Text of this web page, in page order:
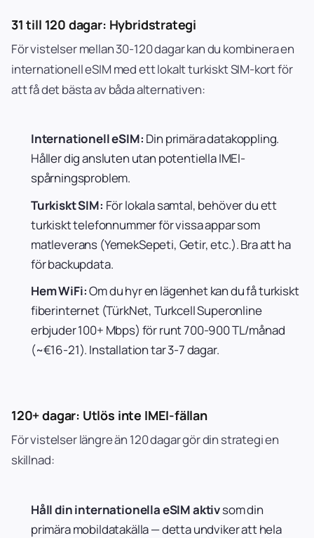
31 till 120 dagar: Hybridstrategi
För vistelser mellan 30-120 dagar kan du kombinera en
internationell eSIM med ett lokalt turkiskt SIM-kort för
att få det bästa av båda alternativen:
Internationell eSIM: Din primära datakoppling.
Håller dig ansluten utan potentiella IMEI-
spårningsproblem.
Turkiskt SIM: För lokala samtal, behöver du ett
turkiskt telefonnummer för vissa appar som
matleverans (YemekSepeti, Getir, etc.). Bra att ha
för backupdata.
Hem WiFi:Om du hyr en lägenhet kan du få turkiskt
fiberinternet (TürkNet, Turkcell Superonline
erbjuder 100+ Mbps) för runt 700-900 TL/månad
(~€16-21). Installation tar 3-7 dagar.
120+ dagar: Utlös inte IMEI-fällan
För vistelser längre än 120 dagar gör din strategi en
skillnad:
Håll din internationella eSIM aktivsom din
primära mobildatakälla — detta undviker att hela